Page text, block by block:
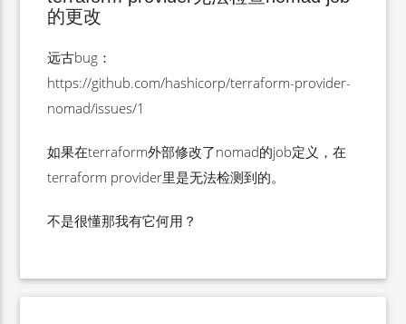
的更改
远古bug：
https://github.com/hashicorp/terraform-provider-
nomad/issues/1
如果在terraform外部修改了nomad的job定义，在
terraform provider里是无法检测到的。
不是很懂那我有它何用？